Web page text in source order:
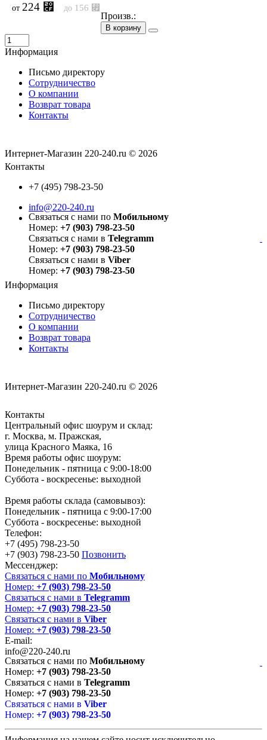
от 224 ⃏ до 156 ⃏
Произв.:
В корзину
Информация
Письмо директору
Сотрудничество
О компании
Возврат товара
Контакты
Интернет-Магазин 220-240.ru © 2026
Контакты
+7 (495) 798-23-50
info@220-240.ru
Связаться с нами по Мобильному
Номер: +7 (903) 798-23-50
Связаться с нами в Telegramm
Номер: +7 (903) 798-23-50
Связаться с нами в Viber
Номер: +7 (903) 798-23-50
Информация
Письмо директору
Сотрудничество
О компании
Возврат товара
Контакты
Интернет-Магазин 220-240.ru © 2026
Контакты
Центральный офис шоурум и склад:
г. Москва, м. Пражская,
улица Красного Маяка, 16
Время работы офис шоурум:
Понедельник - пятница с 9:00-18:00
Суббота - воскресенье: выходной
Время работы склада (самовывоз):
Понедельник - пятница с 9:00-17:00
Суббота - воскресенье: выходной
Телефон:
+7 (495) 798-23-50
+7 (903) 798-23-50 Позвонить
Мессенджер:
Связаться с нами по Мобильному
Номер: +7 (903) 798-23-50
Связаться с нами в Telegramm
Номер: +7 (903) 798-23-50
Связаться с нами в Viber
Номер: +7 (903) 798-23-50
E-mail:
info@220-240.ru
Связаться с нами по Мобильному
Номер: +7 (903) 798-23-50
Связаться с нами в Telegramm
Номер: +7 (903) 798-23-50
Связаться с нами в Viber
Номер: +7 (903) 798-23-50